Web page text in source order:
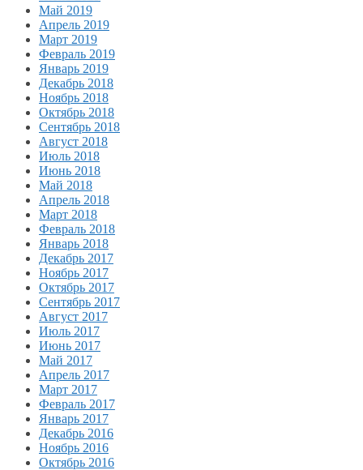
Май 2019
Апрель 2019
Март 2019
Февраль 2019
Январь 2019
Декабрь 2018
Ноябрь 2018
Октябрь 2018
Сентябрь 2018
Август 2018
Июль 2018
Июнь 2018
Май 2018
Апрель 2018
Март 2018
Февраль 2018
Январь 2018
Декабрь 2017
Ноябрь 2017
Октябрь 2017
Сентябрь 2017
Август 2017
Июль 2017
Июнь 2017
Май 2017
Апрель 2017
Март 2017
Февраль 2017
Январь 2017
Декабрь 2016
Ноябрь 2016
Октябрь 2016